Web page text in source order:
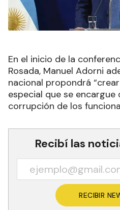
En el inicio de la
Rosada, Manuel Adorni
nacional propondrá
especial que se encargue
corrupción de los
Recibí las
RECIBIR